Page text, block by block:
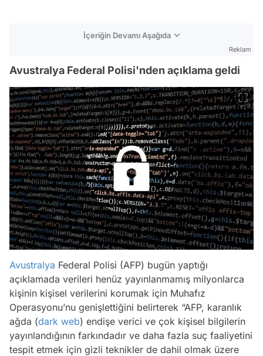
İçeriğin Devamı Aşağıda
Reklam
Avustralya Federal Polisi'nden açıklama geldi
Avustralya Federal Polisi (AFP) bugün yaptığı
açıklamada verileri henüz yayınlanmamış milyonlarca
kişinin kişisel verilerini korumak için Muhafız
Operasyonu’nu genişlettiğini belirterek “AFP, karanlık
ağda (dark web) endişe verici ve çok kişisel bilgilerin
yayınlandığının farkındadır ve daha fazla suç faaliyetini
tespit etmek için gizli teknikler de dahil olmak üzere